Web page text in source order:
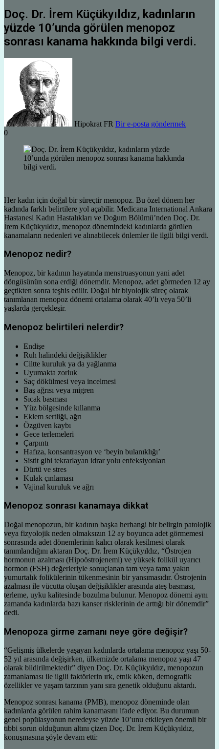
Doç. Dr. İrem Küçükyıldız, kadınların
yüzde 10’unda görülen menopoz
sonrası kanama hakkında bilgi verdi.
Hipokrat FR Bir e-posta göndermek
0
Her kadın için doğal bir süreçtir menopoz. Bu özel dönem her
kadında farklı belirtilere yol açabilir. Medicana International Ankara
Hastanesi Kadın Hastalıkları ve Doğum Bölümü’nden Doç. Dr.
İrem Küçükyıldız, menopoz dönemindeki kadınlarda görülen
kanamaların nedenleri ve alınabilecek önlemler ile ilgili bilgi verdi.
Menopoz nedir?
Menopoz, bir kadının hayatında menstruasyonun yani adet
döngüsünün sona erdiği dönemdir. Menopoz, adet görmeden 12 ay
geçtikten sonra teşhis edilir. Doğal bir biyolojik süreç olarak
tanımlanan menopoz dönemi ortalama olarak 40’lı veya 50’li
yaşlarda gerçekleşir.
Menopoz belirtileri nelerdir?
Endişe
Ruh halindeki değişiklikler
Ciltte kuruluk ya da yağlanma
Uyumakta zorluk
Saç dökülmesi veya incelmesi
Baş ağrısı veya migren
Sıcak basması
Yüz bölgesinde kıllanma
Eklem sertliği, ağrı
Özgüven kaybı
Gece terlemeleri
Çarpıntı
Hafıza, konsantrasyon ve ‘beyin bulanıklığı’
Sistit gibi tekrarlayan idrar yolu enfeksiyonları
Dürtü ve stres
Kulak çınlaması
Vajinal kuruluk ve ağrı
Menopoz sonrası kanamaya dikkat
Doğal menopozun, bir kadının başka herhangi bir belirgin patolojik
veya fizyolojik neden olmaksızın 12 ay boyunca adet görmemesi
sonrasında adet dönemlerinin kalıcı olarak kesilmesi olarak
tanımlandığını aktaran Doç. Dr. İrem Küçükyıldız, “Östrojen
hormonun azalması (Hipoöstrojenemi) ve yüksek folikül uyarıcı
hormon (FSH) değerleriyle sonuçlanan tam veya tama yakın
yumurtalık folikülerinin tükenmesinin bir yansımasıdır. Östrojenin
azalması ile vücutta oluşan değişiklikler arasında ateş basması,
terleme, uyku kalitesinde bozulma bulunur. Menopoz dönemi aynı
zamanda kadınlarda bazı kanser risklerinin de arttığı bir dönemdir”
dedi.
Menopoza girme zamanı neye göre değişir?
“Gelişmiş ülkelerde yaşayan kadınlarda ortalama menopoz yaşı 50-
52 yıl arasında değişirken, ülkemizde ortalama menopoz yaşı 47
olarak bildirilmektedir” diyen Doç. Dr. Küçükyıldız, menopozun
zamanlaması ile ilgili faktörlerin ırk, etnik köken, demografik
özellikler ve yaşam tarzının yanı sıra genetik olduğunu aktardı.
Menopoz sonrası kanama (PMB), menopoz döneminde olan
kadınlarda görülen rahim kanamasını ifade ediyor. Bu durumun
genel popülasyonun neredeyse yüzde 10’unu etkileyen önemli bir
tıbbi sorun olduğunun altını çizen Doç. Dr. İrem Küçükyıldız,
konuşmasına şöyle devam etti: